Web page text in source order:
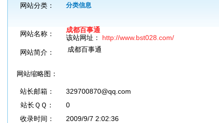
网站分类： 分类信息
网站名称：
成都百事通
该站网址： http://www.bst028.com/
网站简介：
成都百事通
网站缩略图：
站长邮箱：
329700870@qq.com
站长ＱＱ：
0
收录时间：
2009/9/7 2:02:36